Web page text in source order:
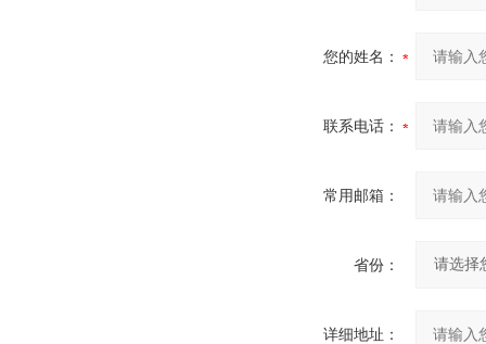
您的姓名：
联系电话：
常用邮箱：
省份：
详细地址：